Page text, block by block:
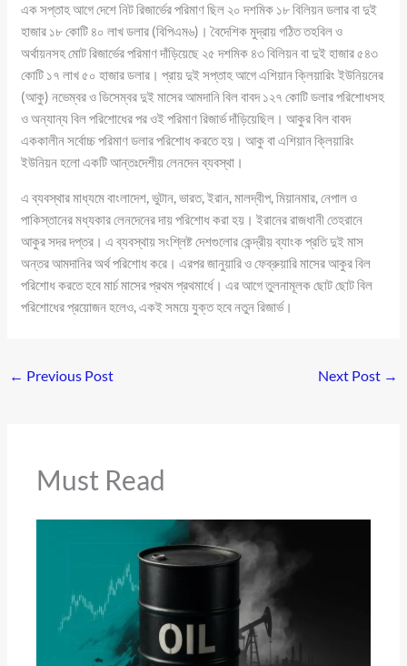
এক সপ্তাহ আগে দেশে নিট রিজার্ভের পরিমাণ ছিল ২০ দশমিক ১৮ বিলিয়ন ডলার বা দুই
হাজার ১৮ কোটি ৪০ লাখ ডলার (বিপিএম৬)। বৈদেশিক মুদ্রায় গঠিত তহবিল ও
অর্থায়নসহ মোট রিজার্ভের পরিমাণ দাঁড়িয়েছে ২৫ দশমিক ৪৩ বিলিয়ন বা দুই হাজার ৫৪৩
কোটি ১৭ লাখ ৫০ হাজার ডলার। প্রায় দুই সপ্তাহ আগে এশিয়ান ক্লিয়ারিং ইউনিয়নের
(আকু) নভেম্বর ও ডিসেম্বর দুই মাসের আমদানি বিল বাবদ ১২৭ কোটি ডলার পরিশোধসহ
ও অন্যান্য বিল পরিশোধের পর ওই পরিমাণ রিজার্ভ দাঁড়িয়েছিল। আকুর বিল বাবদ
এককালীন সর্বোচ্চ পরিমাণ ডলার পরিশোধ করতে হয়। আকু বা এশিয়ান ক্লিয়ারিং
ইউনিয়ন হলো একটি আন্তঃদেশীয় লেনদেন ব্যবস্থা।
এ ব্যবস্থার মাধ্যমে বাংলাদেশ, ভুটান, ভারত, ইরান, মালদ্বীপ, মিয়ানমার, নেপাল ও
পাকিস্তানের মধ্যকার লেনদেনের দায় পরিশোধ করা হয়। ইরানের রাজধানী তেহরানে
আকুর সদর দপ্তর। এ ব্যবস্থায় সংশ্লিষ্ট দেশগুলোর কেন্দ্রীয় ব্যাংক প্রতি দুই মাস
অন্তর আমদানির অর্থ পরিশোধ করে। এরপর জানুয়ারি ও ফেব্রুয়ারি মাসের আকুর বিল
পরিশোধ করতে হবে মার্চ মাসের প্রথম প্রথমার্ধে। এর আগে তুলনামূলক ছোট ছোট বিল
পরিশোধের প্রয়োজন হলেও, একই সময়ে যুক্ত হবে নতুন রিজার্ভ।
← Previous Post Next Post →
Must Read